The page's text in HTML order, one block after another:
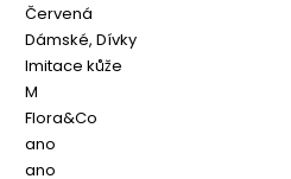
Červená
Dámské, Dívky
Imitace kůže
M
Flora&Co
ano
ano